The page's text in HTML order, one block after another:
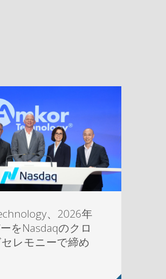
、2026年
をNasdaqのクロ
レモニーで締め